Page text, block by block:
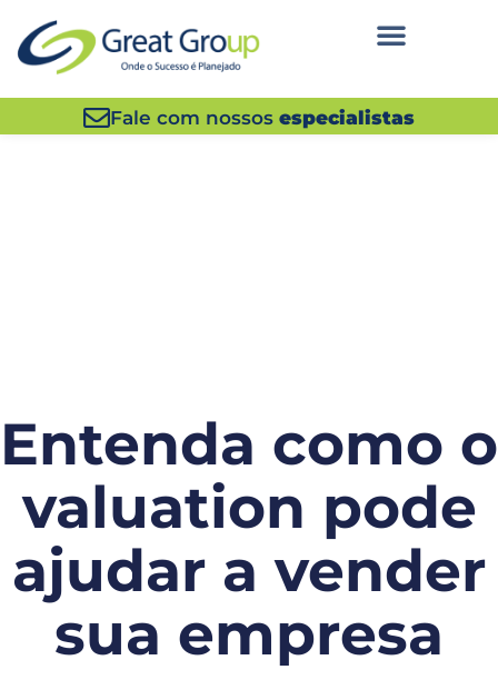
Fale com nossos especialistas
Entenda como o
valuation pode
ajudar a vender
sua empresa